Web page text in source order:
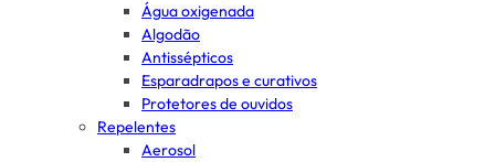
Água oxigenada
Algodão
Antissépticos
Esparadrapos e curativos
Protetores de ouvidos
Repelentes
Aerosol